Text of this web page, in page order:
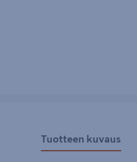
Tuotteen kuvaus